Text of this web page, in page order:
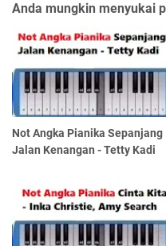
Anda mungkin menyukai
Not Angka Pianika Sepanjang
Jalan Kenangan - Tetty Kadi